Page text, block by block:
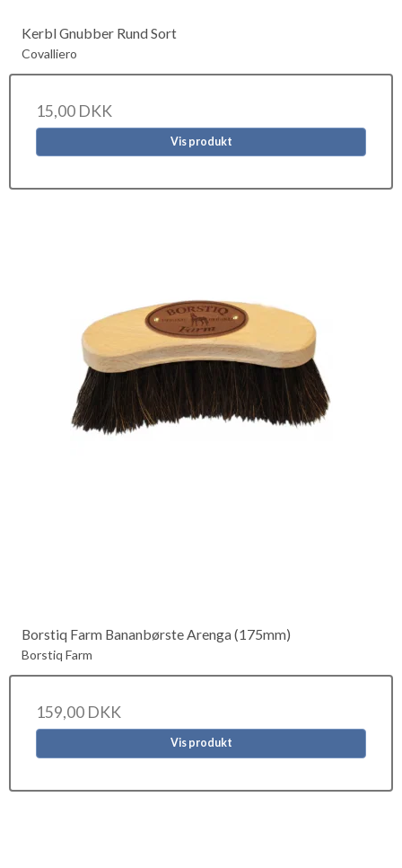
Kerbl Gnubber Rund Sort
Covalliero
15,00 DKK
Vis produkt
Borstiq Farm Bananbørste Arenga (175mm)
Borstiq Farm
159,00 DKK
Vis produkt